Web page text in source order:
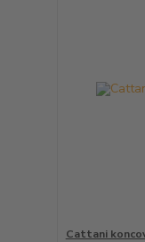
Cattani